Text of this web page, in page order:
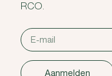
RCO.
Aanmelden